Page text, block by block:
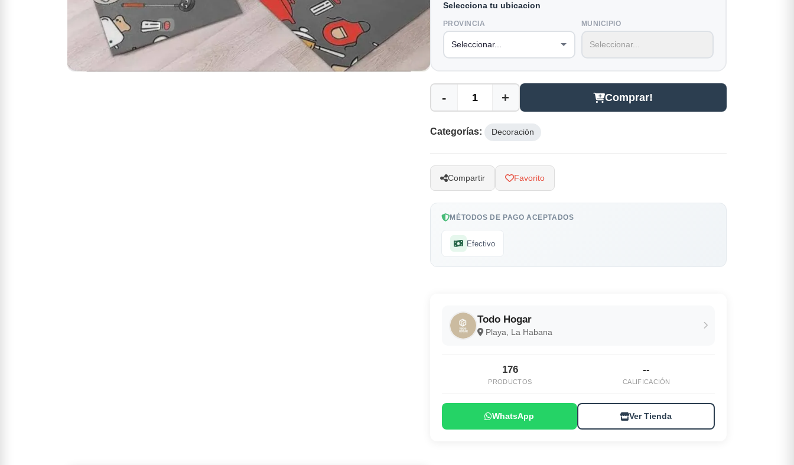
Selecciona tu ubicacion
PROVINCIA MUNICIPIO
- + Comprar!
Categorías: Decoración
Compartir Favorito
MÉTODOS DE PAGO ACEPTADOS
Efectivo
Todo Hogar
Playa, La Habana
176
PRODUCTOS
--
CALIFICACIÓN
WhatsApp Ver Tienda